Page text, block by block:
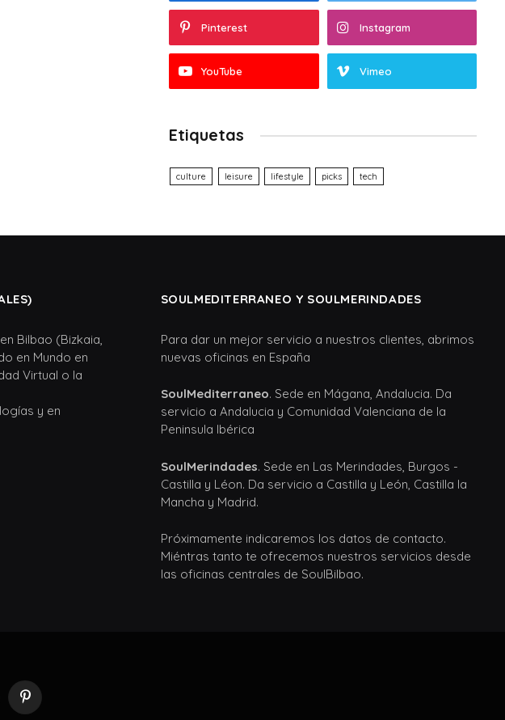
Pinterest Instagram
YouTube Vimeo
Etiquetas
culture leisure lifestyle picks tech
Bilbao (Bizkaia,
en Mundo en
Virtual o la
y en
SOULMEDITERRANEO Y SOULMERINDADES
Para dar un mejor servicio a nuestros clientes, abrimos
nuevas oficinas en España
SoulMediterraneo. Sede en Mágana, Andalucia. Da
servicio a Andalucia y Comunidad Valenciana de la
Peninsula Ibérica
SoulMerindades. Sede en Las Merindades, Burgos -
Castilla y Léon. Da servicio a Castilla y León, Castilla la
Mancha y Madrid.
Próximamente indicaremos los datos de contacto.
Miéntras tanto te ofrecemos nuestros servicios desde
las oficinas centrales de SoulBilbao.
Pinterest